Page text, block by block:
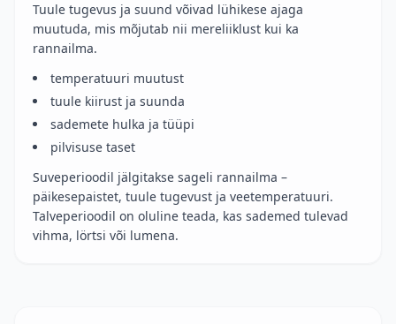
Tuule tugevus ja suund võivad lühikese ajaga
muutuda, mis mõjutab nii mereliiklust kui ka
rannailma.
temperatuuri muutust
tuule kiirust ja suunda
sademete hulka ja tüüpi
pilvisuse taset
Suveperioodil jälgitakse sageli rannailma –
päikesepaistet, tuule tugevust ja veetemperatuuri.
Talveperioodil on oluline teada, kas sademed tulevad
vihma, lörtsi või lumena.